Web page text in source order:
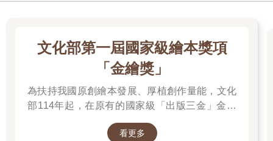
意撥弄著對方其中一根編成髒辮的接髮，並朝我的方向比了個讚
所謂毫不假掰的嚴酷真相，就是我幾乎沒在思考種族的事。我真
的有在好好認真思考這事的時候，完全是出於我沒在思考所帶來
的罪咎，我不相信種族這檔事，我相信的是會有人開槍打我、吊
膚、捲髮、闊鼻、奴隸祖先。可是事情就是這樣子。
文化部第一屆國家級繪本獎項
「金繪獎」
為扶持我國原創繪本發展、厚植創作量能，文化
部114年起，在原有的國家級「出版三金」金鼎
獎、金漫獎、金典獎外，新增「金繪獎」，希望
促進台灣圖文出版的多元發展。獎項分為「特別
看更多